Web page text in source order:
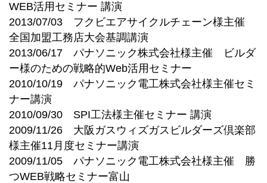
WEB活用セミナー 講演
2013/07/03 フクビエアサイクルチェーン様主催
全国加盟工務店大会基調講演
2013/06/17 パナソニック株式会社様主催 ビルダ
ー様のための戦略的Web活用セミナー
2010/10/19 パナソニック電工株式会社様主催セミ
ナー講演
2010/09/30 SPI工法様主催セミナー 講演
2009/11/26 大阪ガスウィズガスビルダーズ倶楽部
様主催11月度セミナー講演
2009/11/05 パナソニック電工株式会社様主催 勝
つWEB戦略セミナー富山